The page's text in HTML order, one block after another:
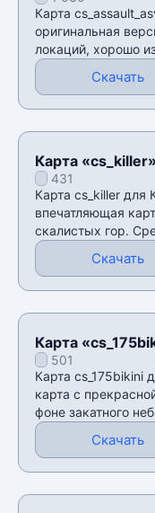
Карта
оригинальная
локаций, хорошо
Скачать
Карта
431
Карта cs_killer для
впечатляющая
скалистых гор.
Скачать
Карта
501
Карта cs_175bikini
карта с
фоне закатного
Скачать